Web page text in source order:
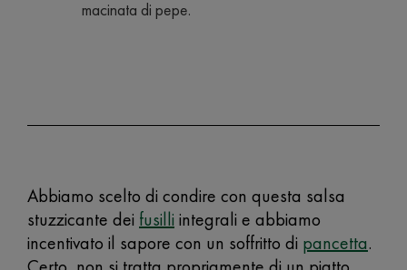
macinata di pepe.
Abbiamo scelto di condire con questa salsa
stuzzicante dei fusilli integrali e abbiamo
incentivato il sapore con un soffritto di pancetta.